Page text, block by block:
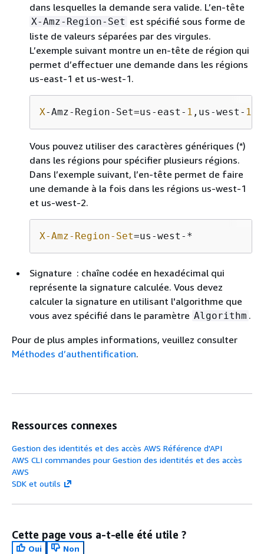
dans lesquelles la demande sera valide. L’en-tête
X-Amz-Region-Set est spécifié sous forme de
liste de valeurs séparées par des virgules.
L’exemple suivant montre un en-tête de région qui
permet d’effectuer une demande dans les régions
us-east-1 et us-west-1.
X-Amz-Region-Set=us-east- 1 ,us-west- 1
Vous pouvez utiliser des caractères génériques (*)
dans les régions pour spécifier plusieurs régions.
Dans l’exemple suivant, l’en-tête permet de faire
une demande à la fois dans les régions us-west-1
et us-west-2.
X-Amz-Region-Set=us-west-*
Signature : chaîne codée en hexadécimal qui
représente la signature calculée. Vous devez
calculer la signature en utilisant l'algorithme que
vous avez spécifié dans le paramètre Algorithm .
Pour de plus amples informations, veuillez consulter
Méthodes d’authentification.
Ressources connexes
Gestion des identités et des accès AWS Référence d'API
AWS CLI commandes pour Gestion des identités et des accès
AWS
SDK et outils
Cette page vous a-t-elle été utile ?
Oui
Non